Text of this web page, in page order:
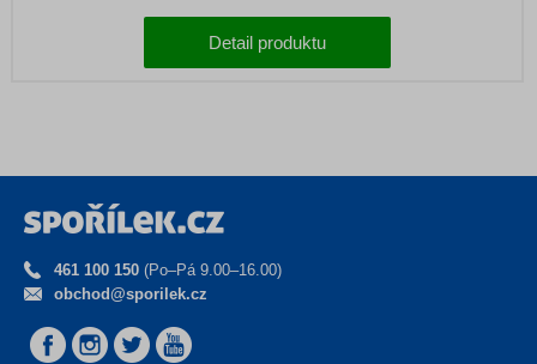
Detail produktu
461 100 150 (Po–Pá 9.00–16.00)
obchod@sporilek.cz